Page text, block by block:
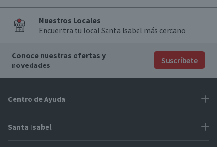
Nuestros Locales
Encuentra tu local Santa Isabel más cercano
Conoce nuestras ofertas y
novedades
Suscríbete
Centro de Ayuda
Problemas con tu pedido
Santa Isabel